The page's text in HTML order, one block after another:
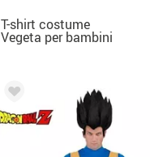
T-shirt costume
Vegeta per bambini